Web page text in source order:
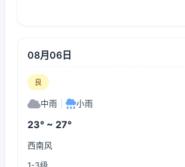
08月06日
良
中雨 小雨
23° ~ 27°
西南风